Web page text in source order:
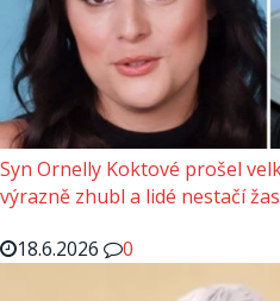
Syn Ornelly Koktové prošel
výrazně zhubl a lidé nestačí
18.6.2026
0